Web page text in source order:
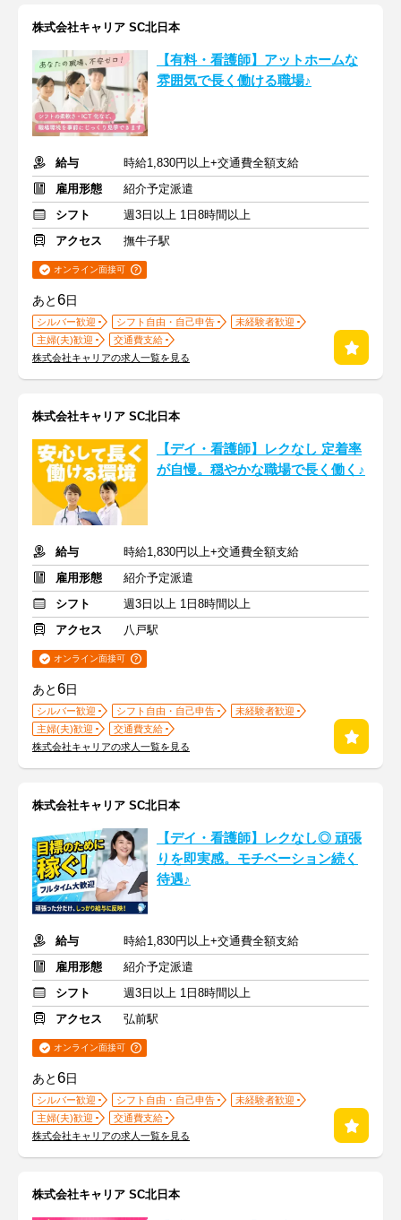
株式会社キャリア SC北日本
【有料・看護師】アットホームな
雰囲気で長く働ける職場♪
給与
時給1,830円以上+交通費全額支給
雇用形態
紹介予定派遣
シフト
週3日以上 1日8時間以上
アクセス
撫牛子駅
オンライン面接可
あと6日
シルバー歓迎 シフト自由・自己申告
未経験者歓迎
主婦(夫)歓迎
交通費支給
株式会社キャリアの求人一覧を見る
株式会社キャリア SC北日本
【デイ・看護師】レクなし 定着率
が自慢。穏やかな職場で長く働く♪
給与
時給1,830円以上+交通費全額支給
雇用形態
紹介予定派遣
シフト
週3日以上 1日8時間以上
アクセス
八戸駅
オンライン面接可
あと6日
シルバー歓迎 シフト自由・自己申告
未経験者歓迎
主婦(夫)歓迎
交通費支給
株式会社キャリアの求人一覧を見る
株式会社キャリア SC北日本
【デイ・看護師】レクなし◎ 頑張
りを即実感。モチベーション続く
待遇♪
給与
時給1,830円以上+交通費全額支給
雇用形態
紹介予定派遣
シフト
週3日以上 1日8時間以上
アクセス
弘前駅
オンライン面接可
あと6日
シルバー歓迎 シフト自由・自己申告
未経験者歓迎
主婦(夫)歓迎
交通費支給
株式会社キャリアの求人一覧を見る
株式会社キャリア SC北日本